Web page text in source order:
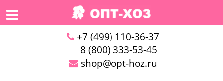
+7 (499) 110-36-37
8 (800) 333-53-45
shop@opt-hoz.ru